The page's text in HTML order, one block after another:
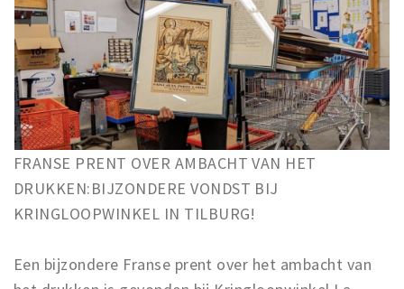
Uitjes & activiteiten
Toeristische routes
Natuurgebieden
Baroniepoorten
Sport
Andere City Apps
FRANSE PRENT OVER AMBACHT VAN HET
DRUKKEN:BIJZONDERE VONDST BIJ
KRINGLOOPWINKEL IN TILBURG!
Een bijzondere Franse prent over het ambacht van